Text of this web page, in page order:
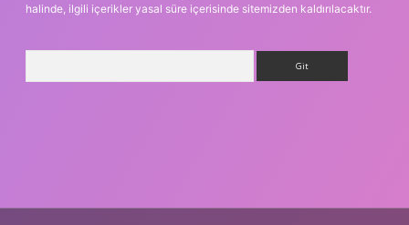
halinde, ilgili içerikler yasal süre içerisinde sitemizden kaldırılacaktır.